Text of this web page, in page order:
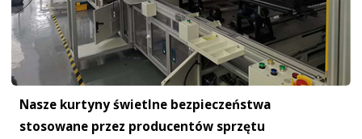
Nasze kurtyny świetlne bezpieczeństwa
stosowane przez producentów sprzętu